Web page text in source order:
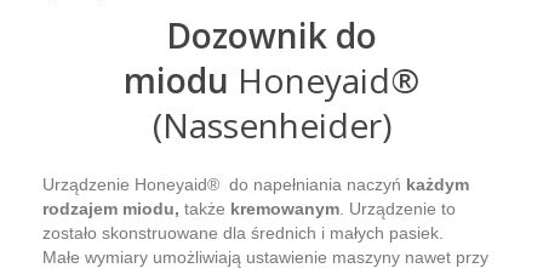
Dozownik do
miodu Honeyaid®
(Nassenheider)
Urządzenie Honeyaid® do napełniania naczyń każdym
rodzajem miodu, także kremowanym . Urządzenie to
zostało skonstruowane dla średnich i małych pasiek.
Małe wymiary umożliwiają ustawienie maszyny nawet przy